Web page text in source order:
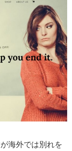
海外では別れを